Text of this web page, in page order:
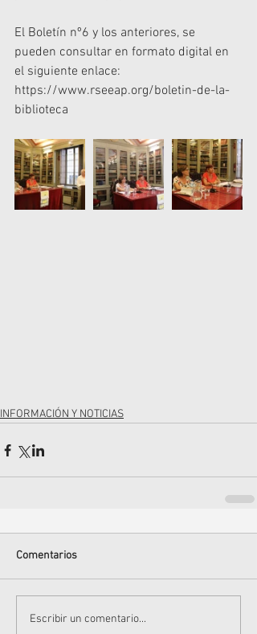
El Boletín nº6 y los anteriores, se
pueden consultar en formato digital en
el siguiente enlace:
https://www.rseeap.org/boletin-de-la-
biblioteca
INFORMACIÓN Y NOTICIAS
Comentarios
Escribir un comentario...